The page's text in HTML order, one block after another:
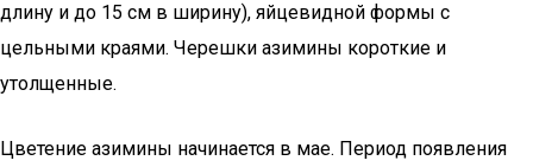
длину и до 15 см в ширину), яйцевидной формы с
цельными краями. Черешки азимины короткие и
утолщенные.
Цветение азимины начинается в мае. Период появления